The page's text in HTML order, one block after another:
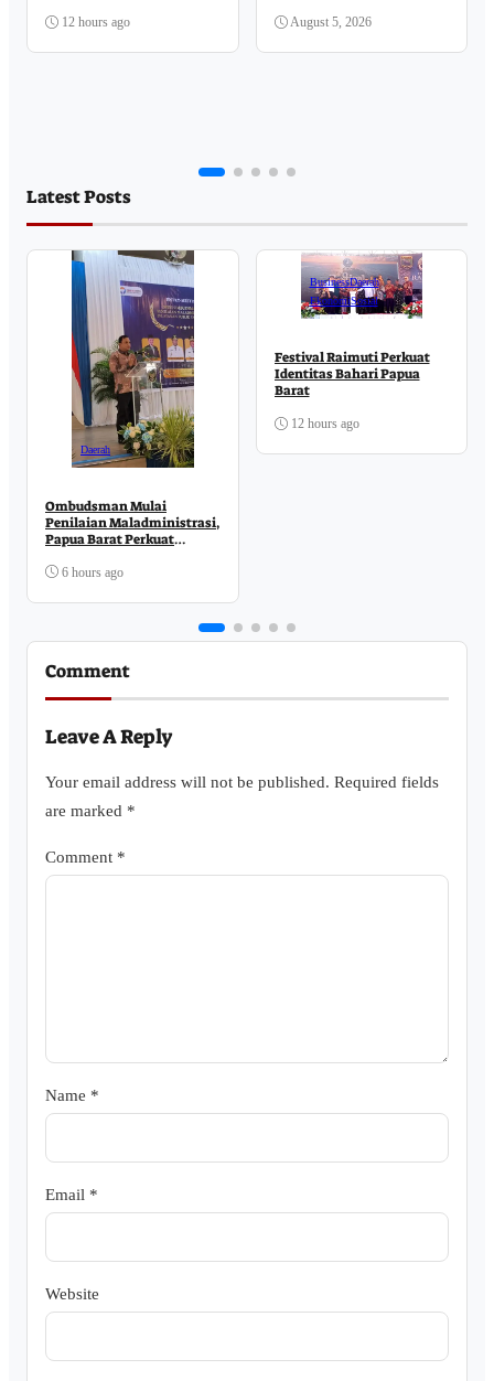
12 hours ago August 5, 2026
Latest Posts
Daerah
Ombudsman Mulai
Penilaian Maladministrasi,
Papua Barat Perkuat
Publik
6 hours ago
BusinessDaerah
EkonomiSosial
Festival Raimuti Perkuat
Identitas Bahari Papua
Barat
12 hours ago
Comment
Leave A Reply
Your email address will not be published. Required fields
are marked *
Comment *
Name *
Email *
Website